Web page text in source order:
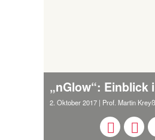
2. Oktober 2017 | Prof. Martin